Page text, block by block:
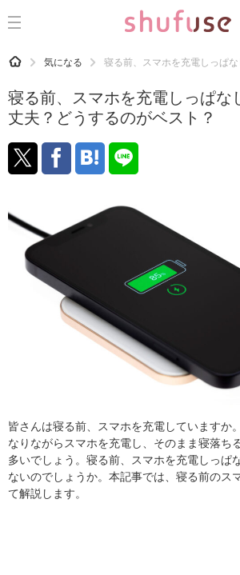
CATEGORY 記事カテゴリ
運気
洗濯
生活の知恵
掃除
趣味
食材辞典
HOME 気になる 寝る前、スマホを充電しっぱ
寝る前、スマホを充電しっぱな
丈夫？どうするのがベスト？
皆さんは寝る前、スマホを充電していますか
なりながらスマホを充電し、そのまま寝落ち
多いでしょう。寝る前、スマホを充電しっぱ
ないのでしょうか。本記事では、寝る前のス
て解説します。